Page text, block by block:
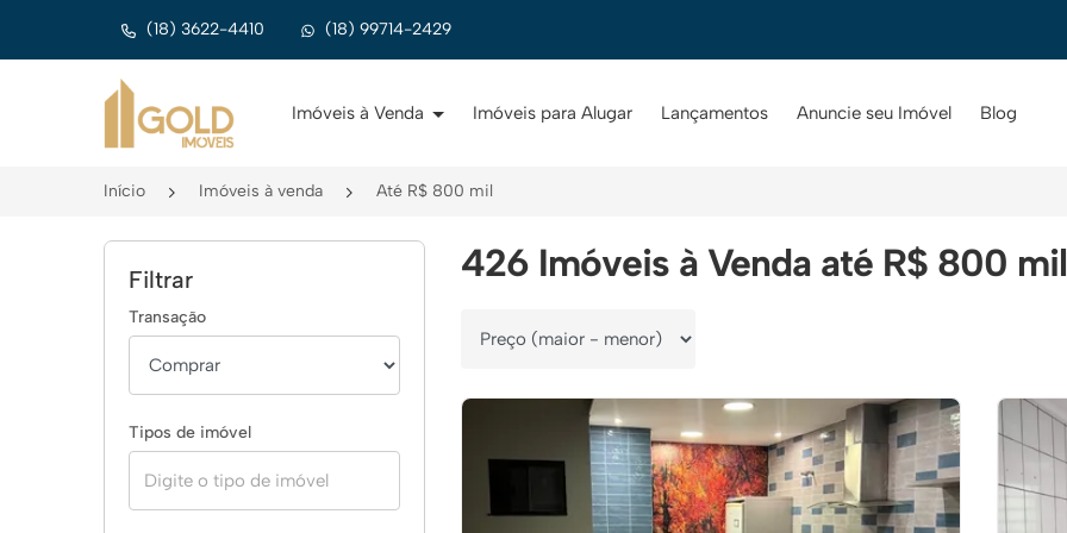
(18) 3622-4410 (18) 99714-2429
Página inicial
Imóveis à Venda Imóveis para Alugar Lançamentos Anuncie seu Imóvel Blog
Início Imóveis à venda Até R$ 800 mil
Filtrar
Transação
Tipos de imóvel
426 Imóveis à Venda até R$ 800 mil
Ordenar por